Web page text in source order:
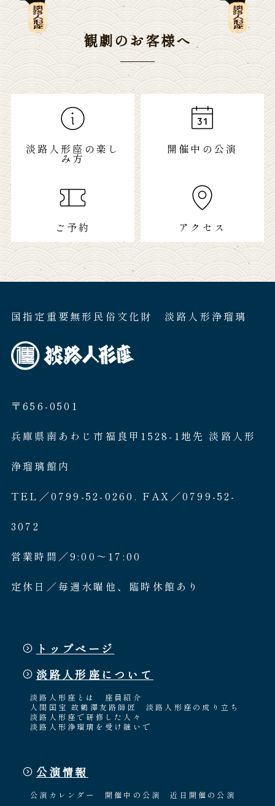
観劇のお客様へ
淡路人形座の楽し
み方
開催中の公演
ご予約 アクセス
国指定重要無形民俗文化財 淡路人形浄瑠璃
〒656-0501
兵庫県南あわじ市福良甲1528-1地先 淡路人形
浄瑠璃館内
TEL／0799-52-0260. FAX／0799-52-
3072
営業時間／9:00〜17:00
定休日／毎週水曜他、臨時休館あり
トップページ
淡路人形座について
淡路人形座とは
座員紹介
人間国宝 故鶴澤友路師匠
淡路人形座の成り立ち
淡路人形座で研修した人々
淡路人形浄瑠璃を受け継いで
公演情報
公演カレンダー 開催中の公演 近日開催の公演